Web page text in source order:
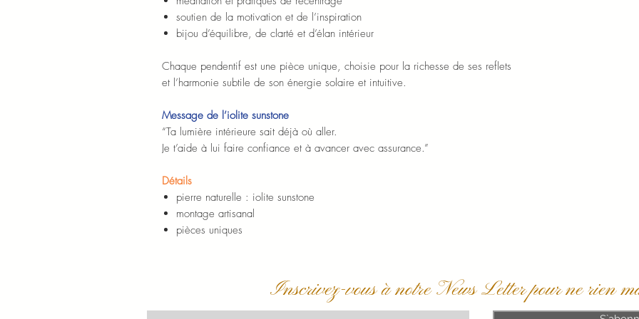
soutien de la motivation et de l’inspiration
bijou d’équilibre, de clarté et d’élan intérieur
Chaque pendentif est une pièce unique, choisie pour la richesse de ses reflets
et l’harmonie subtile de son énergie solaire et intuitive.
Message de l’iolite sunstone
“Ta lumière intérieure sait déjà où aller.
Je t’aide à lui faire confiance et à avancer avec assurance.”
Détails
pierre naturelle : iolite sunstone
montage artisanal
pièces uniques
Inscrivez-vous à notre News Letter pour ne rien